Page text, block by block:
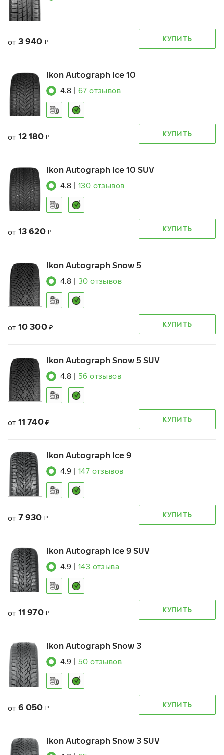
от 3 940 ₽ КУПИТЬ
Ikon Autograph Ice 10
4.8 67 отзывов
от 12 180 ₽ КУПИТЬ
Ikon Autograph Ice 10 SUV
4.8 130 отзывов
от 13 620 ₽ КУПИТЬ
Ikon Autograph Snow 5
4.8 30 отзывов
от 10 300 ₽ КУПИТЬ
Ikon Autograph Snow 5 SUV
4.8 56 отзывов
от 11 740 ₽ КУПИТЬ
Ikon Autograph Ice 9
4.9 147 отзывов
от 7 930 ₽ КУПИТЬ
Ikon Autograph Ice 9 SUV
4.9 143 отзыва
от 11 970 ₽ КУПИТЬ
Ikon Autograph Snow 3
4.9 50 отзывов
от 6 050 ₽ КУПИТЬ
Ikon Autograph Snow 3 SUV